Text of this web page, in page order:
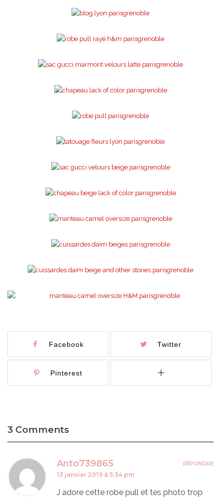
Facebook Twitter
Pinterest
3 Comments
Anto739865
13 janvier 2019 à 5:34 pm
J adore cette robe pull et tes photo trop
RÉPONDRE